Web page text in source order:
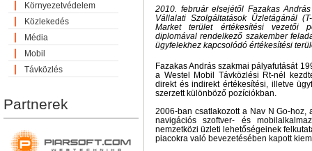
Környezetvédelem
Közlekedés
Média
Mobil
Távközlés
Partnerek
2010. február elsejétől Fazakas
Vállalati Szolgáltatások Üzletágánál
Market terület értékesítési vezetői
diplomával rendelkező szakember
ügyfelekhez kapcsolódó értékesítési
Fazakas András szakmai pályafutását
a Westel Mobil Távközlési Rt-nél
direkt és indirekt értékesítési, illetve
szerzett különböző pozíciókban.
2006-ban csatlakozott a Nav N Go-hoz,
navigációs szoftver- és
nemzetközi üzleti lehetőségeinek
piacokra való bevezetésében kapott